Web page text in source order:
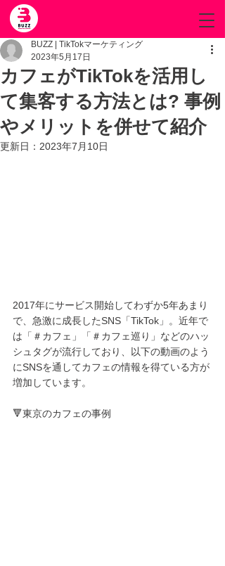
カフェがTikTokを活用し
て集客する方法とは? 事例
やメリットを併せて紹介
BUZZ | TikTokマーケティング
2023年5月17日
更新日： 2023年7月10日
2017年にサービス開始してわずか5年あまり
で、急激に成長したSNS「TikTok」。近年で
は「＃カフェ」「＃カフェ巡り」などのハッ
シュタグが流行しており、以下の動画のよう
にSNSを通してカフェの情報を得ている方が
増加しています。
🔻東京のカフェの事例